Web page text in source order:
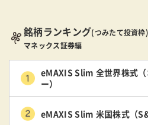
銘柄ランキング(つみたて投資枠)
マネックス証券編
eMAXIS Slim 全世界株式
ー）
eMAXIS Slim 米国株式（